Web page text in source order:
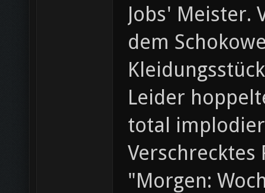
Jobs' Meister.
dem
Leider
total
"Morgen: